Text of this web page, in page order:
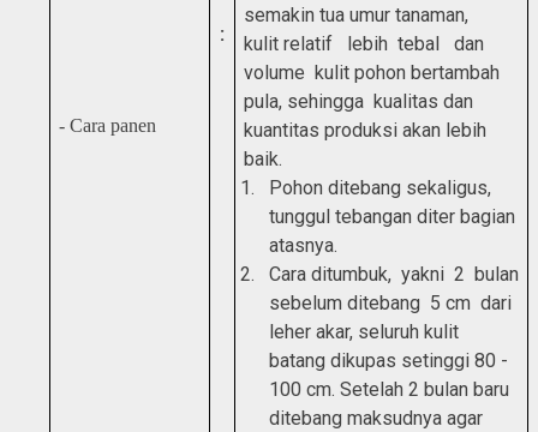
- Cara panen
:
semakin tua umur tanaman,
kulit relatif lebih tebal dan
volume kulit pohon bertambah
pula, sehingga kualitas dan
kuantitas produksi akan lebih
baik.
1.
Pohon ditebang sekaligus,
tunggul tebangan diter bagian
atasnya.
2.
Cara ditumbuk, yakni 2 bulan
sebelum ditebang 5 cm dari
leher akar, seluruh kulit
batang dikupas setinggi 80 -
100 cm. Setelah 2 bulan baru
ditebang maksudnya agar